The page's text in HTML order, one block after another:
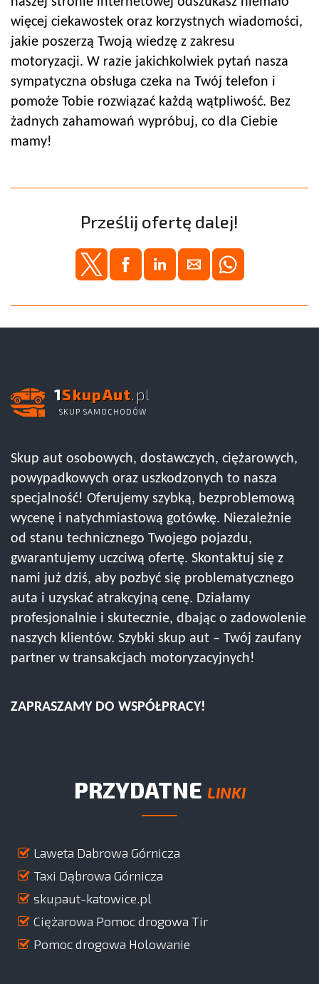
więcej ciekawostek oraz korzystnych wiadomości,
jakie poszerzą Twoją wiedzę z zakresu
motoryzacji. W razie jakichkolwiek pytań nasza
sympatyczna obsługa czeka na Twój telefon i
pomoże Tobie rozwiązać każdą wątpliwość. Bez
żadnych zahamowań wypróbuj, co dla Ciebie
mamy!
Prześlij ofertę dalej!
1SkupAut.pl
SKUP SAMOCHODÓW
Skup aut osobowych, dostawczych, ciężarowych,
powypadkowych oraz uszkodzonych to nasza
specjalność! Oferujemy szybką, bezproblemową
wycenę i natychmiastową gotówkę. Niezależnie
od stanu technicznego Twojego pojazdu,
gwarantujemy uczciwą ofertę. Skontaktuj się z
nami już dziś, aby pozbyć się problematycznego
auta i uzyskać atrakcyjną cenę. Działamy
profesjonalnie i skutecznie, dbając o zadowolenie
naszych klientów. Szybki skup aut – Twój zaufany
partner w transakcjach motoryzacyjnych!
ZAPRASZAMY DO WSPÓŁPRACY!
PRZYDATNE LINKI
Laweta Dabrowa Górnicza
Taxi Dąbrowa Górnicza
skupaut-katowice.pl
Ciężarowa Pomoc drogowa Tir
Pomoc drogowa Holowanie